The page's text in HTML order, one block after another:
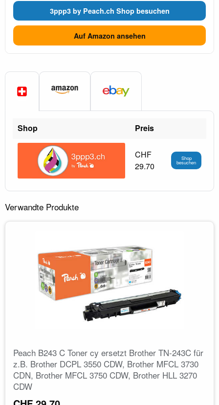
3ppp3 by Peach.ch Shop besuchen
Auf Amazon ansehen
Shop Preis
CHF
29.70
Shop
besuchen
Verwandte Produkte
Peach B243 C Toner cy ersetzt Brother TN-243C für
z.B. Brother DCPL 3550 CDW, Brother MFCL 3730
CDN, Brother MFCL 3750 CDW, Brother HLL 3270
CDW